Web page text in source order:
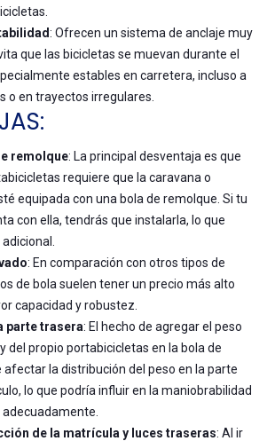
: Ofrecen un sistema de anclaje muy
que las bicicletas se muevan durante el
estables en carretera, incluso a
o en trayectos irregulares.
remolque: La principal desventaja es que
requiere que la caravana o
equipada con una bola de remolque. Si tu
con ella, tendrás que instalarla, lo que
: En comparación con otros tipos de
de bola suelen tener un precio más alto
capacidad y robustez.
parte trasera: El hecho de agregar el peso
del propio portabicicletas en la bola de
la distribución del peso en la parte
lo que podría influir en la maniobrabilidad
de la matrícula y luces traseras: Al ir